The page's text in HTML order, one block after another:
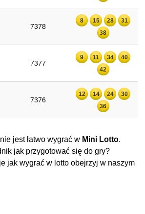
7378
8 15 28
31
38
7377
9 11 34
40
42
7376
12 14 24
30
36
jest łatwo wygrać w Mini Lotto.
jak przygotować się do gry?
jak wygrać w lotto obejrzyj w naszym